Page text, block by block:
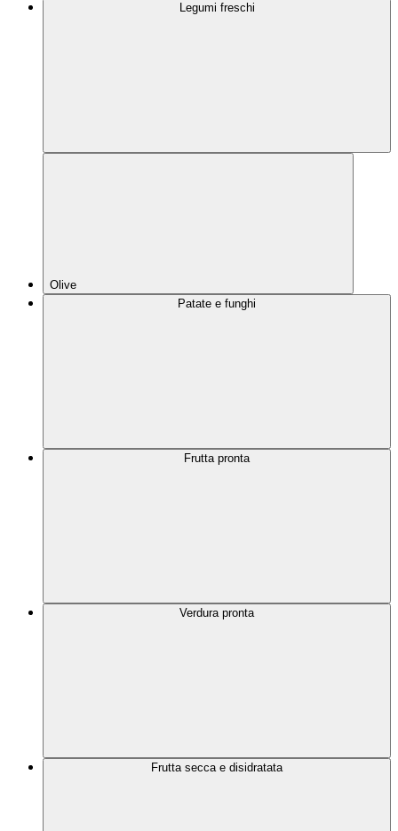
Legumi freschi
Olive
Patate e funghi
Frutta pronta
Verdura pronta
Frutta secca e disidratata